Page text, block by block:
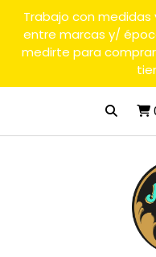
Trabajo con
entre marcas y/
medirte para